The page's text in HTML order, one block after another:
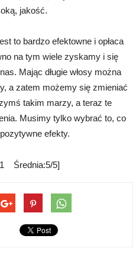
jakość.
to bardzo efektowne i opłaca
na tym wiele zyskamy i się
Mając długie włosy można
a zatem możemy się zmieniać
takim marzy, a teraz te
Musimy tylko wybrać to, co
efekty.
Średnia:5/5]